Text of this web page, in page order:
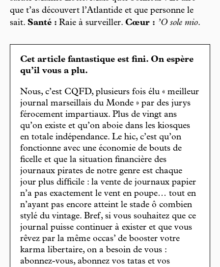
que t’as découvert l’Atlantide et que personne le
sait. Santé : Raie à surveiller. Cœur : ’O sole mio.
Cet article fantastique est fini. On espère
qu’il vous a plu.
Nous, c’est CQFD, plusieurs fois élu « meilleur
journal marseillais du Monde » par des jurys
férocement impartiaux. Plus de vingt ans
qu’on existe et qu’on aboie dans les kiosques
en totale indépendance. Le hic, c’est qu’on
fonctionne avec une économie de bouts de
ficelle et que la situation financière des
journaux pirates de notre genre est chaque
jour plus difficile : la vente de journaux papier
n’a pas exactement le vent en poupe… tout en
n’ayant pas encore atteint le stade ô combien
stylé du vintage. Bref, si vous souhaitez que ce
journal puisse continuer à exister et que vous
rêvez par la même occas’ de booster votre
karma libertaire, on a besoin de vous :
abonnez-vous, abonnez vos tatas et vos